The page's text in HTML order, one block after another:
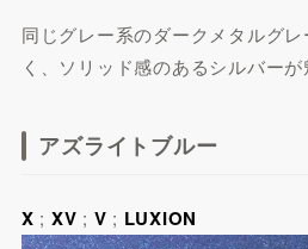
同じグレー系のダークメタルグ
く、ソリッド感のあるシルバーが
アズライトブルー
X ; XV ; V ; LUXION